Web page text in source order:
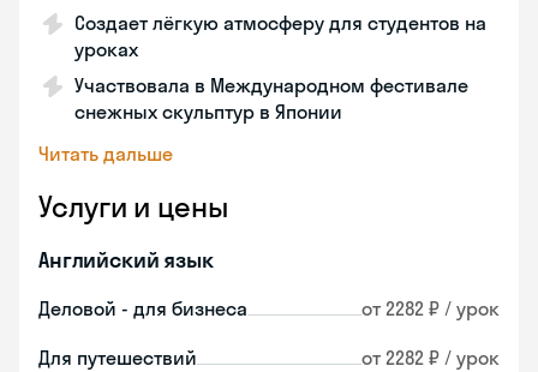
Создает лёгкую атмосферу для студентов на
уроках
Участвовала в Международном фестивале
снежных скульптур в Японии
Читать дальше
Услуги и цены
Английский язык
Деловой - для бизнеса от 2282 ₽ / урок
Для путешествий от 2282 ₽ / урок